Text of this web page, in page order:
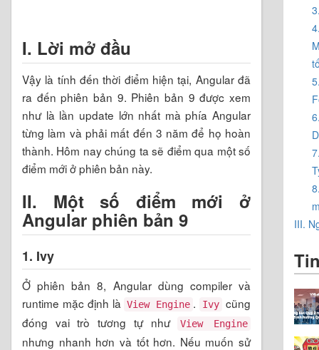
I. Lời mở đầu
Vậy là tính đến thời điểm hiện tại, Angular đã
ra đến phiên bản 9. Phiên bản 9 được xem
như là lần update lớn nhất mà phía Angular
từng làm và phải mất đến 3 năm để họ hoàn
thành. Hôm nay chúng ta sẽ điểm qua một số
điểm mới ở phiên bản này.
II. Một số điểm mới ở
Angular phiên bản 9
1. Ivy
Ở phiên bản 8, Angular dùng compiler và
runtime mặc định là View Engine . Ivy cũng
đóng vai trò tương tự như
View Engine
nhưng nhanh hơn và tốt hơn. Nếu muốn sử
III.